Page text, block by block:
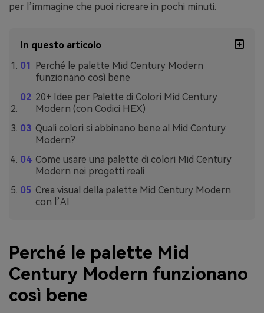
per l’immagine che puoi ricreare in pochi minuti.
In questo articolo
Perché le palette Mid Century Modern
funzionano così bene
20+ Idee per Palette di Colori Mid Century
Modern (con Codici HEX)
Quali colori si abbinano bene al Mid Century
Modern?
Come usare una palette di colori Mid Century
Modern nei progetti reali
Crea visual della palette Mid Century Modern
con l’AI
Perché le palette Mid
Century Modern funzionano
così bene